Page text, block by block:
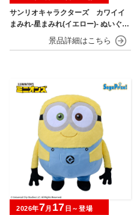
サンリオキャラクターズ カワイイ
まみれ-星まみれ(イエロー)- ぬいぐる
2026年7月 17 日～登場